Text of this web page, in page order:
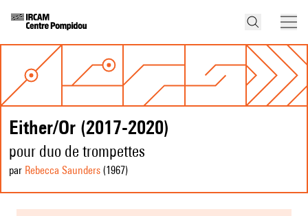
Either/Or (2017-2020)
pour duo de trompettes
par Rebecca Saunders (1967)